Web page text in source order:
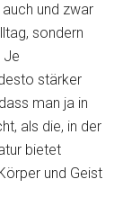
und zwar
sondern
Je
stärker
man ja in
als die, in der
bietet
und Geist